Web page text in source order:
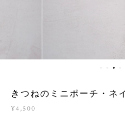
きつねのミニポーチ・ネ
¥4,500